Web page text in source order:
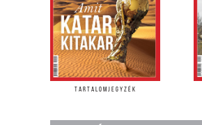
TARTALOMJEGYZÉK